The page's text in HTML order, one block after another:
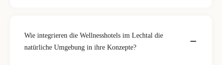
Wie integrieren die Wellnesshotels im Lechtal die
natürliche Umgebung in ihre Konzepte?